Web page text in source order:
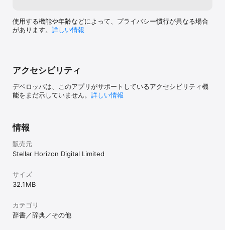
ユーザーは本アプリの提供情報を利用する際には、専門の医師の意
見を事前に確認するべきです。情報内容の誤解からくる自己判断の
誤りによって発生した損害は、ユーザー自身が負担するものとしま
自動サブスクリプションサービスについて：
購入の確認時には、iTunesアカウントから料金が請求されます。
サブスクリプションは、現行期間が終了する24時間前までに自動的
に更新されます。アカウントは現行期間が終了する24時間前までに
ブスクリプション期間中は、現在のサブスクリプションをキャンセ
ている場合）は、ユーザーがその出版物のサブスクリプションを購
入した際に没収されます。
**詳細情報**:
プライバシーポリシー: [https://kdocs.cn/l/cemIvNR3bWgE]
利用規約: [https://kdocs.cn/l/ccDf8kX3KEZH]
使用する機能や年齢などによって、プライバシー慣行が異なる場合
があります。 詳しい情報
アクセシビリティ
デベロッパは、このアプリがサポートしているアクセシビリティ機
能をまだ示していません。 詳しい情報
情報
販売元
Stellar Horizon Digital Limited
サイズ
32.1 MB
カテゴリ
辞書／辞典／その他